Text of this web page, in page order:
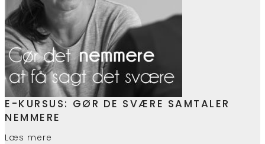
E-KURSUS: GØR DE SVÆRE SAMTALER
NEMMERE
Læs mere